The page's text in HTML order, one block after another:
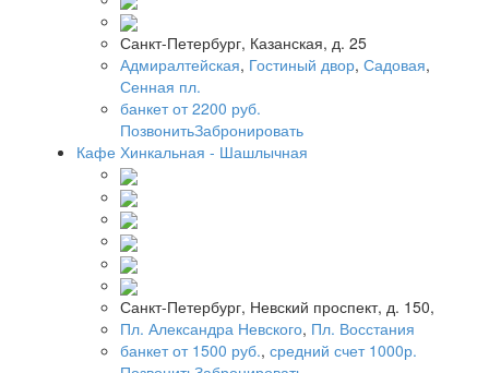
Санкт-Петербург, Казанская, д. 25
Адмиралтейская, Гостиный двор, Садовая,
Сенная пл.
банкет от 2200 руб.
ПозвонитьЗабронировать
Кафе Хинкальная - Шашлычная
Санкт-Петербург, Невский проспект, д. 150,
Пл. Александра Невского, Пл. Восстания
банкет от 1500 руб., средний счет 1000р.